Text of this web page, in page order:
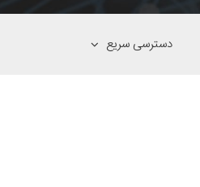
دسترسی سریع